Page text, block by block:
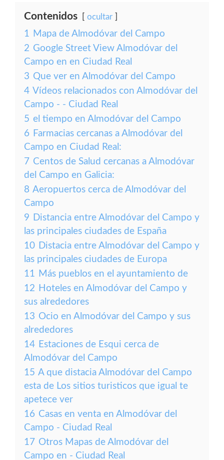
Contenidos ocultar
1 Mapa de Almodóvar del Campo
2 Google Street View Almodóvar del
Campo en en Ciudad Real
3 Que ver en Almodóvar del Campo
4 Vídeos relacionados con Almodóvar del
Campo - - Ciudad Real
5 el tiempo en Almodóvar del Campo
6 Farmacias cercanas a Almodóvar del
Campo en Ciudad Real:
7 Centos de Salud cercanas a Almodóvar
del Campo en Galicia:
8 Aeropuertos cerca de Almodóvar del
Campo
9 Distancia entre Almodóvar del Campo y
las principales ciudades de España
10 Distacia entre Almodóvar del Campo y
las principales ciudades de Europa
11 Más pueblos en el ayuntamiento de
12 Hoteles en Almodóvar del Campo y
sus alrededores
13 Ocio en Almodóvar del Campo y sus
alrededores
14 Estaciones de Esqui cerca de
Almodóvar del Campo
15 A que distacia Almodóvar del Campo
esta de Los sitios turisticos que igual te
apetece ver
16 Casas en venta en Almodóvar del
Campo - Ciudad Real
17 Otros Mapas de Almodóvar del
Campo en - Ciudad Real